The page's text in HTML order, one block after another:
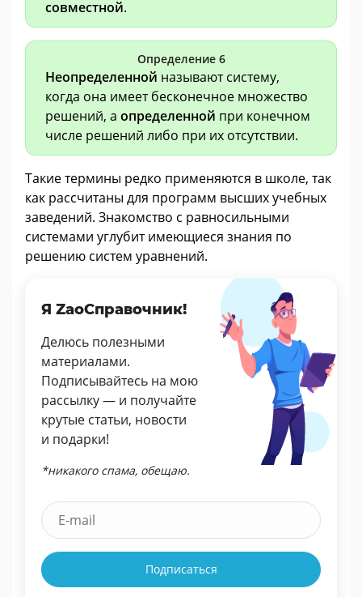
совместной.
Определение 6
Неопределенной называют систему,
когда она имеет бесконечное множество
решений, а определенной при конечном
числе решений либо при их отсутствии.
Такие термины редко применяются в школе, так
как рассчитаны для программ высших учебных
заведений. Знакомство с равносильными
системами углубит имеющиеся знания по
решению систем уравнений.
Я ZaoСправочник!
Делюсь полезными
материалами.
Подписывайтесь на мою
рассылку — и получайте
крутые статьи, новости
и подарки!
*никакого спама, обещаю.
Подписаться